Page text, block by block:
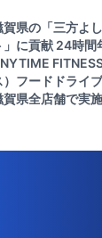
賀県の「三方よ
」に貢献 24時
）フードドライ
賀県全店舗で実施